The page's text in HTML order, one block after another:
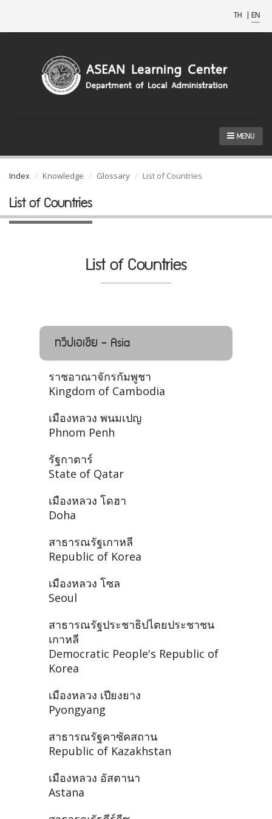
TH | EN
MENU
Index Knowledge Glossary List of Countries
List of Countries
List of Countries
ทวีปเอเชีย - Asia
ราชอาณาจักรกัมพูชา
Kingdom of Cambodia
เมืองหลวง พนมเปญ
Phnom Penh
รัฐกาตาร์
State of Qatar
เมืองหลวง โดฮา
Doha
สาธารณรัฐเกาหลี
Republic of Korea
เมืองหลวง โซล
Seoul
สาธารณรัฐประชาธิปไตยประชาชน
เกาหลี
Democratic People's Republic of
Korea
เมืองหลวง เปียงยาง
Pyongyang
สาธารณรัฐคาซัคสถาน
Republic of Kazakhstan
เมืองหลวง อัสตานา
Astana